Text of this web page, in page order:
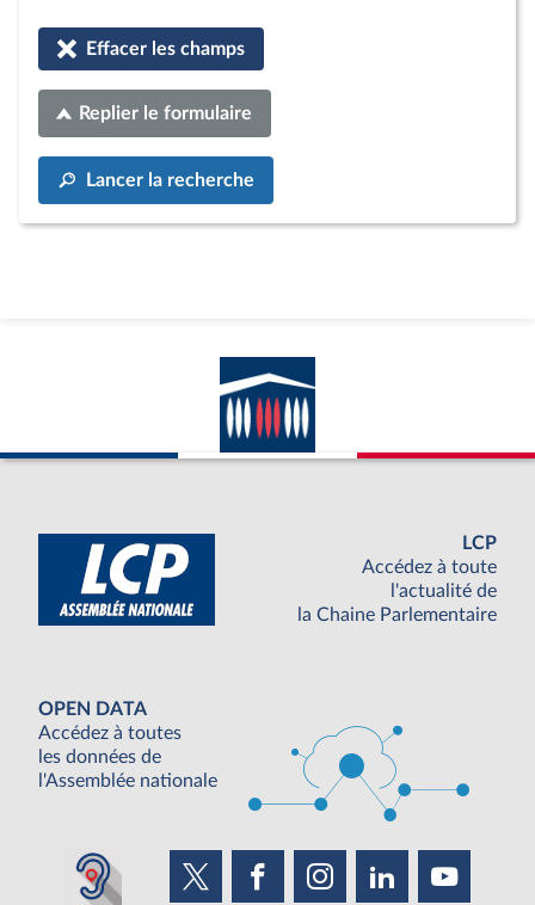
Effacer les champs
Replier le formulaire
Lancer la recherche
LCP
Accédez à toute
l'actualité de
la Chaine Parlementaire
OPEN DATA
Accédez à toutes
les données de
l'Assemblée nationale